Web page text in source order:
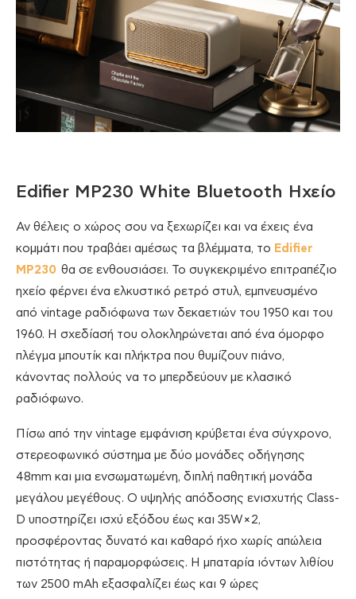
Edifier MP230 White Bluetooth Ηχείο
Αν θέλεις ο χώρος σου να ξεχωρίζει και να έχεις ένα
κομμάτι που τραβάει αμέσως τα βλέμματα, το Edifier
MP230 θα σε ενθουσιάσει. Το συγκεκριμένο επιτραπέζιο
ηχείο φέρνει ένα ελκυστικό ρετρό στυλ, εμπνευσμένο
από vintage ραδιόφωνα των δεκαετιών του 1950 και του
1960. Η σχεδίασή του ολοκληρώνεται από ένα όμορφο
πλέγμα μπουτίκ και πλήκτρα που θυμίζουν πιάνο,
κάνοντας πολλούς να το μπερδεύουν με κλασικό
ραδιόφωνο.
Πίσω από την vintage εμφάνιση κρύβεται ένα σύγχρονο,
στερεοφωνικό σύστημα με δύο μονάδες οδήγησης
48mm και μια ενσωματωμένη, διπλή παθητική μονάδα
μεγάλου μεγέθους. Ο υψηλής απόδοσης ενισχυτής Class-
D υποστηρίζει ισχύ εξόδου έως και 35W×2,
προσφέροντας δυνατό και καθαρό ήχο χωρίς απώλεια
πιστότητας ή παραμορφώσεις. Η μπαταρία ιόντων λιθίου
των 2500 mAh εξασφαλίζει έως και 9 ώρες